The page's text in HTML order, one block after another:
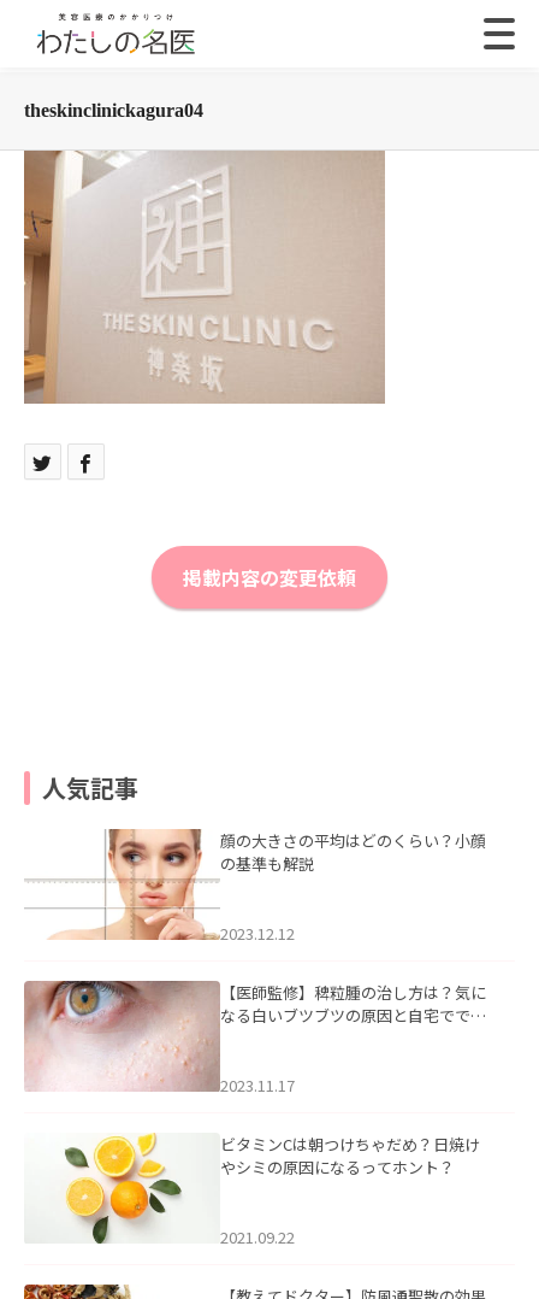
theskinclinickagura04
掲載内容の変更依頼
人気記事
顔の大きさの平均はどのくらい？小顔
の基準も解説
2023.12.12
【医師監修】稗粒腫の治し方は？気に
なる白いブツブツの原因と自宅ででき
2023.11.17
ビタミンCは朝つけちゃだめ？日焼け
やシミの原因になるってホント？
2021.09.22